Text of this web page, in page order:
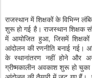
राजस्थान में शिक्षकों के विभिन्न
शुरू हो गई है। राजस्थान शिक्षक
में आयोजित हुआ, जिसमें
आंदोलन की रणनीति बनाई गई।
के स्थानांतरण नहीं होने और
ग्रीष्मकालीन अवकाश शुरू हो